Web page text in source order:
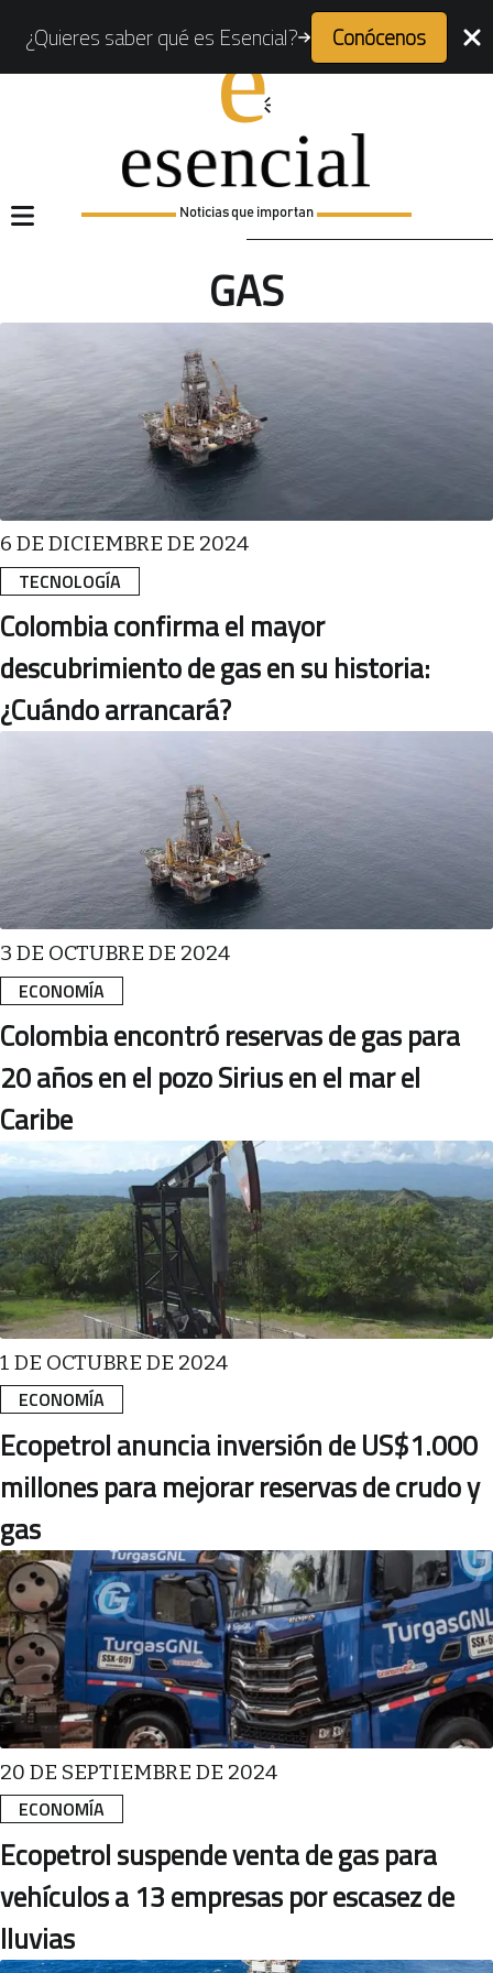
¿Quieres saber qué es Esencial? Conócenos
Noticias que importan
GAS
TECNOLOGÍA
6 DE DICIEMBRE DE 2024
Colombia confirma el mayor
descubrimiento de gas en su historia:
¿Cuándo arrancará?
ECONOMÍA
3 DE OCTUBRE DE 2024
Colombia encontró reservas de gas para
20 años en el pozo Sirius en el mar el
Caribe
ECONOMÍA
1 DE OCTUBRE DE 2024
Ecopetrol anuncia inversión de US$1.000
millones para mejorar reservas de crudo y
gas
ECONOMÍA
20 DE SEPTIEMBRE DE 2024
Ecopetrol suspende venta de gas para
vehículos a 13 empresas por escasez de
lluvias